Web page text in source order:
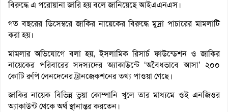
বিরুদ্ধে এ পরোয়ানা জারি হয় বলে জানিয়েছে আইএএনএস।
গত বছরের ডিসেম্বরে জাকির নায়েকের বিরুদ্ধে মুদ্রা পাচারের মামলাটি
করা হয়।
মামলার অভিযোগে বলা হয়, ইসলামিক রিসার্চ ফাউন্ডেশন ও জাকির
নায়েকের পরিবারের সদস্যদের অ্যাকাউন্টে ‘অবৈধভাবে আসা’ ২০০
কোটি রুপি লেনদেনের ট্রানজেকশনের তথ্য পাওয়া গেছে।
জাকির নায়েক বিভিন্ন ভুয়া কোম্পানি খুলে তার মাধ্যমে ওই এনজিওর
অ্যাকাউন্ট থেকে অর্থ স্থানান্তর করতেন।